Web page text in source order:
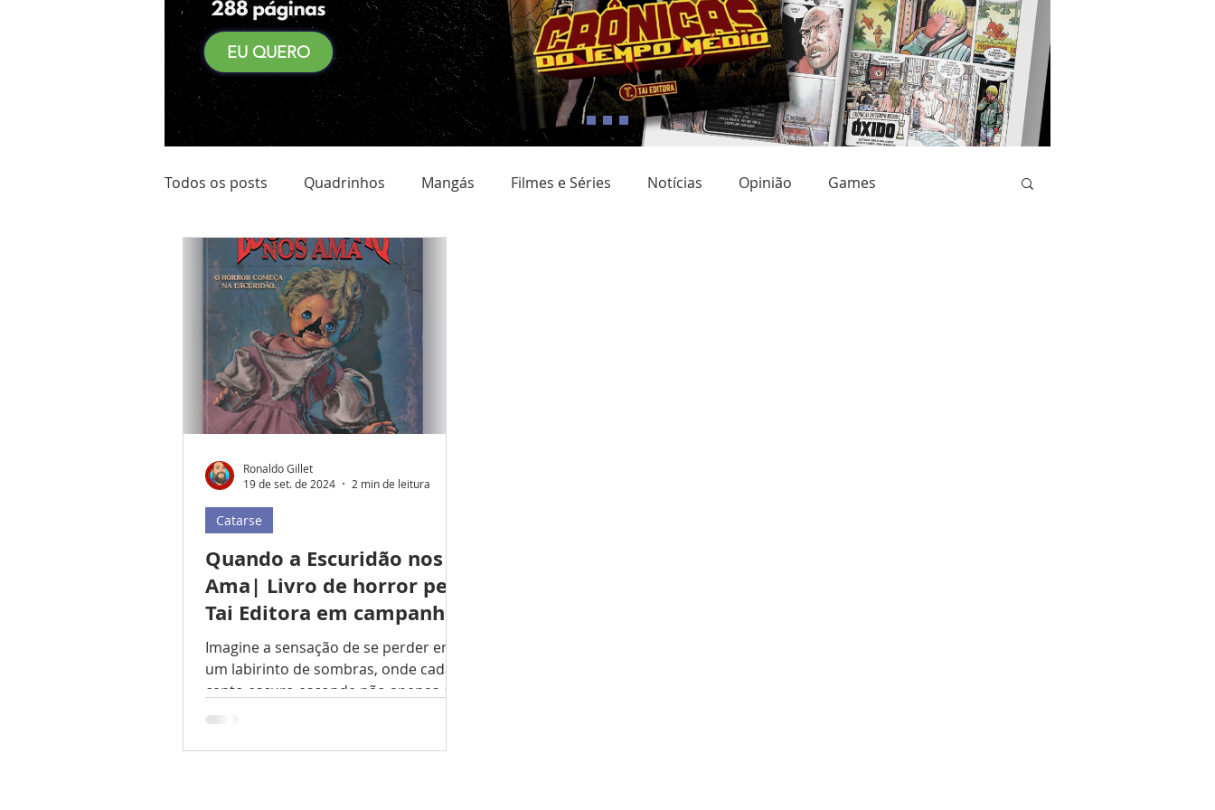
EU QUERO
Todos os posts Quadrinhos Mangás Filmes e Séries Notícias Opinião Games
Achadinhos do Kindle Quadrinho Nacional
Pré Venda Comidas Eventos
Quando a Escuridão nos
Ama| Livro de horror pela
Tai Editora em campanha
no Catarse
Imagine a sensação de se perder em
um labirinto de sombras, onde cada
canto escuro esconde não apenas o
desconhecido, mas também seus...
Catarse
Ronaldo Gillet
19 de set. de 2024
2 min de leitura